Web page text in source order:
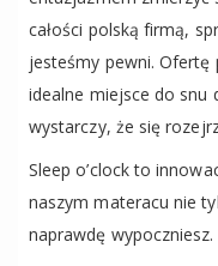
całości polską firmą,
jesteśmy pewni. Ofertę
idealne miejsce do snu
wystarczy, że się
Sleep o’clock to
naszym materacu nie
naprawdę wypoczniesz.